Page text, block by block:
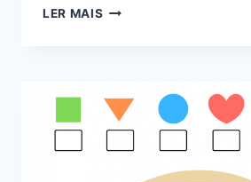
LER MAIS VOGAIS